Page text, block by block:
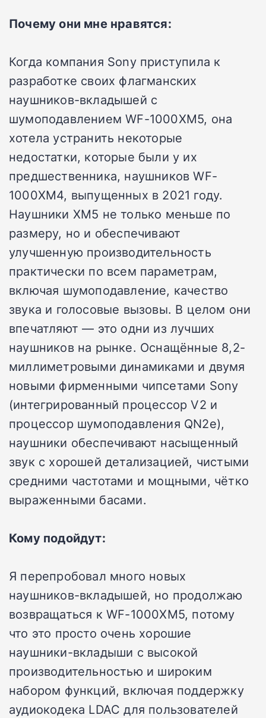
Почему они мне нравятся:
Когда компания Sony приступила к
разработке своих флагманских
наушников-вкладышей с
шумоподавлением WF-1000XM5, она
хотела устранить некоторые
недостатки, которые были у их
предшественника, наушников WF-
1000XM4, выпущенных в 2021 году.
Наушники XM5 не только меньше по
размеру, но и обеспечивают
улучшенную производительность
практически по всем параметрам,
включая шумоподавление, качество
звука и голосовые вызовы. В целом они
впечатляют — это одни из лучших
наушников на рынке. Оснащённые 8,2-
миллиметровыми динамиками и двумя
новыми фирменными чипсетами Sony
(интегрированный процессор V2 и
процессор шумоподавления QN2e),
наушники обеспечивают насыщенный
звук с хорошей детализацией, чистыми
средними частотами и мощными, чётко
выраженными басами.
Кому подойдут:
Я перепробовал много новых
наушников-вкладышей, но продолжаю
возвращаться к WF-1000XM5, потому
что это просто очень хорошие
наушники-вкладыши с высокой
производительностью и широким
набором функций, включая поддержку
аудиокодека LDAC для пользователей